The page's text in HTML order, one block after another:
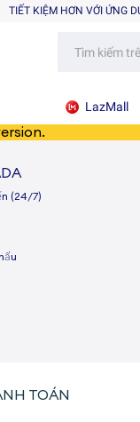
TIẾT KIỆM HƠN VỚI ỨNG
LazMall
(24/7)
TOÁN